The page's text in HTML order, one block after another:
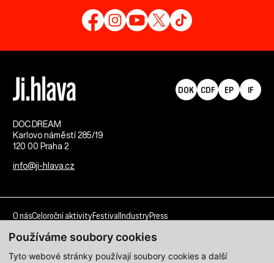
Používáme soubory cookies
Tyto webové stránky používají soubory cookies a další
DOC.DREAM​
Karlovo náměstí 285/19
120 00 Praha 2
info@ji-hlava.cz
DOK CDF EP IF
O násCeloroční aktivityFestival IndustryPress
Kdo jsme Kontakt